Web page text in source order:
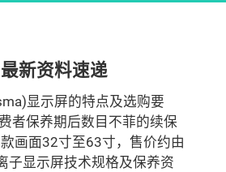
新资料速递
显示屏的特点及选购要
者保养期后数目不菲的续保
画面32寸至63寸，售价约由
子显示屏技术规格及保养资